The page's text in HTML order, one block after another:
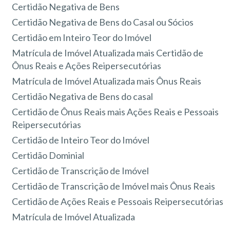
Certidão Negativa de Bens
Certidão Negativa de Bens do Casal ou Sócios
Certidão em Inteiro Teor do Imóvel
Matrícula de Imóvel Atualizada mais Certidão de
Ônus Reais e Ações Reipersecutórias
Matrícula de Imóvel Atualizada mais Ônus Reais
Certidão Negativa de Bens do casal
Certidão de Ônus Reais mais Ações Reais e Pessoais
Reipersecutórias
Certidão de Inteiro Teor do Imóvel
Certidão Dominial
Certidão de Transcrição de Imóvel
Certidão de Transcrição de Imóvel mais Ônus Reais
Certidão de Ações Reais e Pessoais Reipersecutórias
Matrícula de Imóvel Atualizada